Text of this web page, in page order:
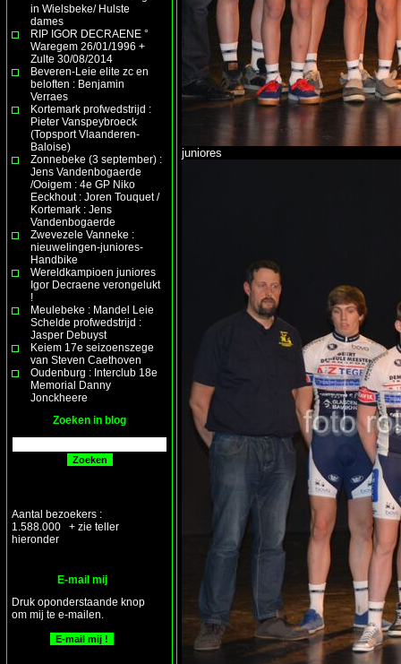
in Wielsbeke/ Hulste
dames
RIP IGOR DECRAENE °
Waregem 26/01/1996 +
Zulte 30/08/2014
Beveren-Leie elite zc en
beloften : Benjamin
Verraes
Kortemark profwedstrijd :
Pieter Vanspeybroeck
(Topsport Vlaanderen-
Baloise)
Zonnebeke (3 september) :
Jens Vandenbogaerde
/Ooigem : 4e GP Niko
Eeckhout : Joren Touquet /
Kortemark : Jens
Vandenbogaerde
Zwevezele Vanneke :
nieuwelingen-juniores-
Handbike
Wereldkampioen juniores
Igor Decraene verongelukt
!
Meulebeke : Mandel Leie
Schelde profwedstrijd :
Jasper Debuyst
Keiem 17e seizoenszege
van Steven Caethoven
Oudenburg : Interclub 18e
Memorial Danny
Jonckheere
Zoeken in blog
Aantal bezoekers :
1.588.000 + zie teller
hieronder
E-mail mij
Druk oponderstaande knop
om mij te e-mailen.
juniores